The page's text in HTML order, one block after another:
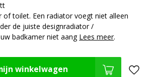
toilet. Een radiator voegt niet alleen
de juiste designradiator /
badkamer niet aang Lees meer.
winkelwagen